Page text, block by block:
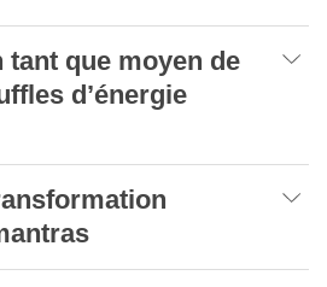
que moyen de
d’énergie